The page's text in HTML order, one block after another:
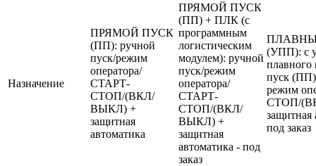
Назначение
ПРЯМОЙ ПУСК
(ПП): ручной
пуск/режим
оператора/
СТАРТ-
СТОП/(ВКЛ/
ВЫКЛ) +
защитная
автоматика
ПРЯМОЙ ПУСК
(ПП) + ПЛК (с
программным
логистическим
модулем): ручной
пуск/режим
оператора/
СТАРТ-
СТОП/(ВКЛ/
ВЫКЛ) +
защитная
автоматика - под
заказ
(УПП): с
плавного
пуск
режим
СТОП/
защитная
под заказ